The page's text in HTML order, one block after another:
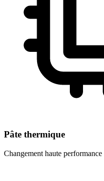
Pâte thermique
Changement haute performance